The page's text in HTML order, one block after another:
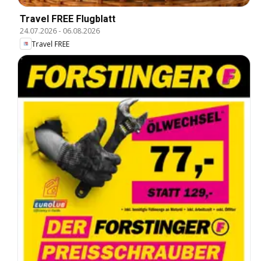
Travel FREE Flugblatt
24.07.2026- 06.08.2026
Travel FREE